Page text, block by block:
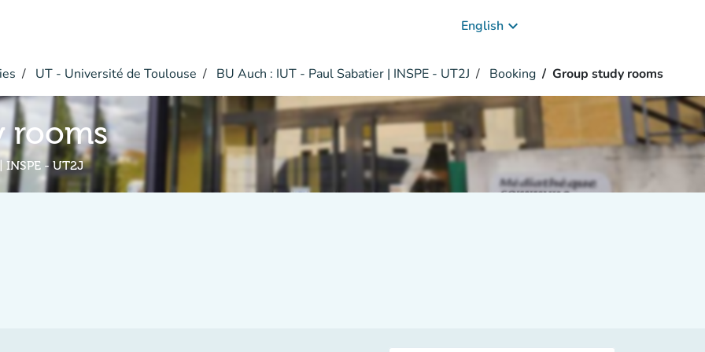
English keyboard_arrow_down
UT - Université de Toulouse BU Auch : IUT - Paul Sabatier | INSPE - UT2J Booking Group study rooms
rooms
- UT2J